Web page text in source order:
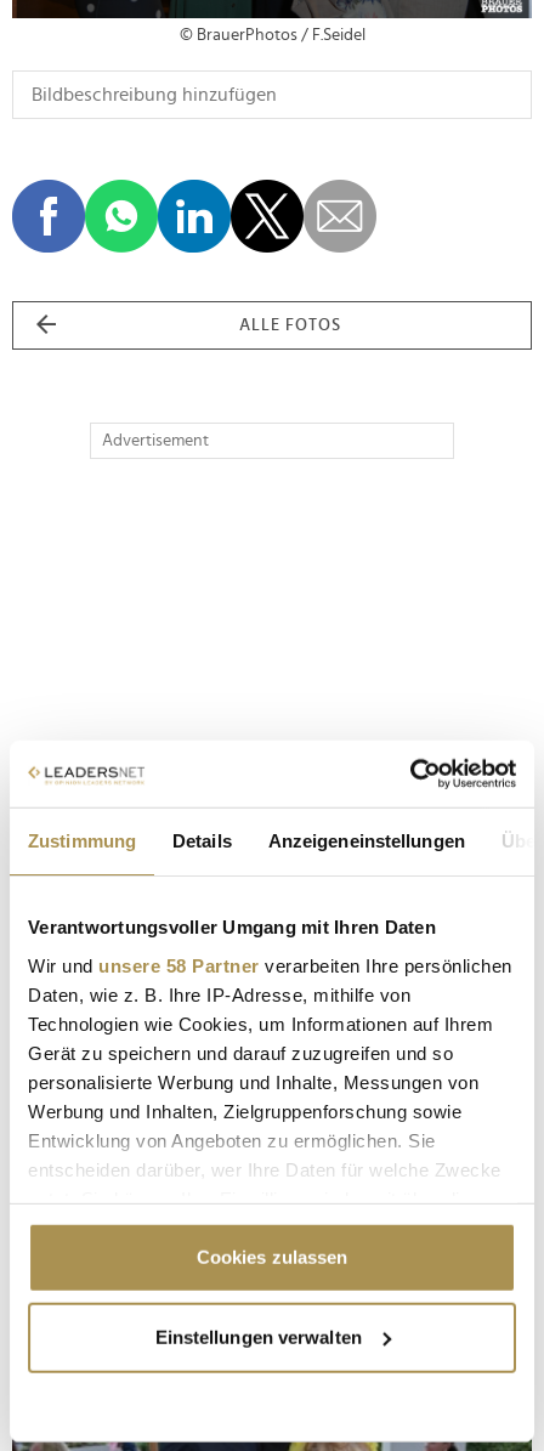
Zustimmung Details Anzeigeneinstellungen
Verantwortungsvoller Umgang mit Ihren Daten
Wir und unsere 58 Partner verarbeiten Ihre persönlichen
Daten, wie z. B. Ihre IP-Adresse, mithilfe von
Technologien wie Cookies, um Informationen auf Ihrem
Gerät zu speichern und darauf zuzugreifen und so
personalisierte Werbung und Inhalte, Messungen von
Werbung und Inhalten, Zielgruppenforschung sowie
Entwicklung von Angeboten zu ermöglichen. Sie
entscheiden darüber, wer Ihre Daten für welche Zwecke
Cookie-Erklärung oder durch Klicken auf das Privacy
Trigger Symbol ändern oder widerrufen
Informationen über Ihre geografische Lage
erfassen, welche bis auf einige Meter genau sein
Cookies zulassen
Einstellungen verwalten
© BrauerPhotos / F.Seidel
ALLE FOTOS
Advertisement